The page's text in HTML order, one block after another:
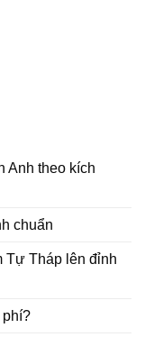
Anh theo kích
chuẩn
Tự Tháp lên đỉnh